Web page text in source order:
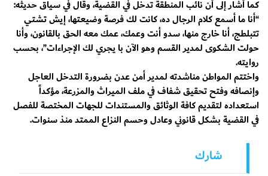
كما أشار إلى أن نائب المنطقة تدخل في القضية، وقال في سياق حديثه:
“أنا ما أسمع كلام الرجال ده، كانت لك فرصة وضيعتها، إيش تشتي
تتبلطج، أنا خارج منها، سدو أنت وعمك، عمك معه الحق بالقانون، وأنا
حولت الشكوى لمدير القسم وهو الآن با يجري لك الإجراءات”، بحسب
روايته.
واختتم المواطن مناشدته لمدير أمن عدن بضرورة التدخل العاجل
وإنصافه وفتح تحقيق شفاف في ملف الميراث والمزرعة، مؤكداً
استعداده لتقديم كافة الوثائق والمستندات للجهات المختصة للفصل
في القضية بشكل قانوني وعادل وحسم النزاع الممتد منذ سنوات.
شارك